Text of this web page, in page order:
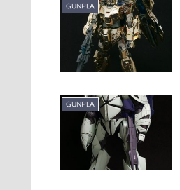
GUNPLA
GUNPLA